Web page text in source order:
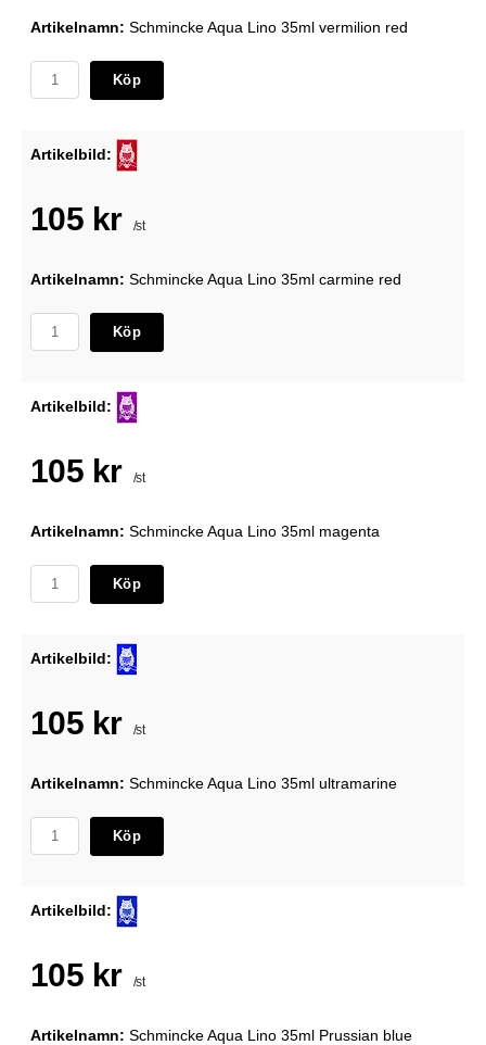
Artikelnamn: Schmincke Aqua Lino 35ml vermilion red
Köp
Artikelbild:
105 kr /st
Artikelnamn: Schmincke Aqua Lino 35ml carmine red
Köp
Artikelbild:
105 kr /st
Artikelnamn: Schmincke Aqua Lino 35ml magenta
Köp
Artikelbild:
105 kr /st
Artikelnamn: Schmincke Aqua Lino 35ml ultramarine
Köp
Artikelbild:
105 kr /st
Artikelnamn: Schmincke Aqua Lino 35ml Prussian blue